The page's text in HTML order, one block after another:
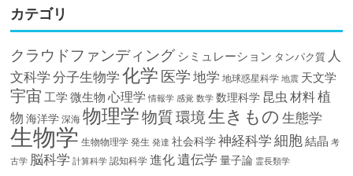
カテゴリ
クラウドファンディングシミュレーション タンパク質 人
文科学分子生物学化学医学地学 地球惑星科学 地震 天文学
宇宙 工学 微生物 心理学 情報学 感覚 数学 数理科学 昆虫 材料植
物 海洋学 深海 物理学物質環境生きもの 生態学
生物学 生物物理学 発生 発達 社会科学神経科学細胞結晶 考
古学 脳科学 計算科学 認知科学 進化遺伝学 量子論 霊長類学